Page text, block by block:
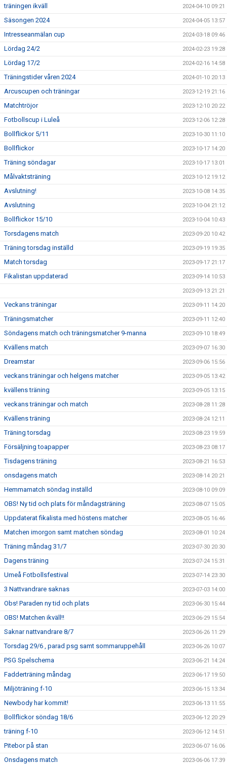
träningen ikväll 2024-04-10 09:21
Säsongen 2024 2024-04-05 13:57
Intresseanmälan cup 2024-03-18 09:46
Lördag 24/2 2024-02-23 19:28
Lördag 17/2 2024-02-16 14:58
Träningstider våren 2024 2024-01-10 20:13
Arcuscupen och träningar 2023-12-19 21:16
Matchtröjor 2023-12-10 20:22
Fotbollscup i Luleå 2023-12-06 12:28
Bollflickor 5/11 2023-10-30 11:10
Bollflickor 2023-10-17 14:20
Träning söndagar 2023-10-17 13:01
Målvaktsträning 2023-10-12 19:12
Avslutning! 2023-10-08 14:35
Avslutning 2023-10-04 21:12
Bollflickor 15/10 2023-10-04 10:43
Torsdagens match 2023-09-20 10:42
Träning torsdag inställd 2023-09-19 19:35
Match torsdag 2023-09-17 21:17
Fikalistan uppdaterad 2023-09-14 10:53
2023-09-13 21:21
Veckans träningar 2023-09-11 14:20
Träningsmatcher 2023-09-11 12:40
Söndagens match och träningsmatcher 9-manna 2023-09-10 18:49
Kvällens match 2023-09-07 16:30
Dreamstar 2023-09-06 15:56
veckans träningar och helgens matcher 2023-09-05 13:42
kvällens träning 2023-09-05 13:15
veckans träningar och match 2023-08-28 11:28
Kvällens träning 2023-08-24 12:11
Träning torsdag 2023-08-23 19:59
Försäljning toapapper 2023-08-23 08:17
Tisdagens träning 2023-08-21 16:53
onsdagens match 2023-08-14 20:21
Hemmamatch söndag inställd 2023-08-10 09:09
OBS! Ny tid och plats för måndagsträning 2023-08-07 15:05
Uppdaterat fikalista med höstens matcher 2023-08-05 16:46
Matchen imorgon samt matchen söndag 2023-08-01 10:24
Träning måndag 31/7 2023-07-30 20:30
Dagens träning 2023-07-24 15:31
Umeå Fotbollsfestival 2023-07-14 23:30
3 Nattvandrare saknas 2023-07-03 14:00
Obs! Paraden ny tid och plats 2023-06-30 15:44
OBS! Matchen ikväll!! 2023-06-29 15:54
Saknar nattvandrare 8/7 2023-06-26 11:29
Torsdag 29/6 , parad psg samt sommaruppehåll 2023-06-26 10:07
PSG Spelschema 2023-06-21 14:24
Fadderträning måndag 2023-06-17 19:50
Miljöträning f-10 2023-06-15 13:34
Newbody har kommit! 2023-06-13 11:55
Bollflickor söndag 18/6 2023-06-12 20:29
träning f-10 2023-06-12 14:51
Pitebor på stan 2023-06-07 16:06
Onsdagens match 2023-06-06 17:39